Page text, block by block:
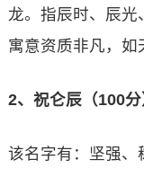
龙。指辰时、辰光
寓意资质非凡，如
2、祝仑辰（100分
该名字有：坚强、